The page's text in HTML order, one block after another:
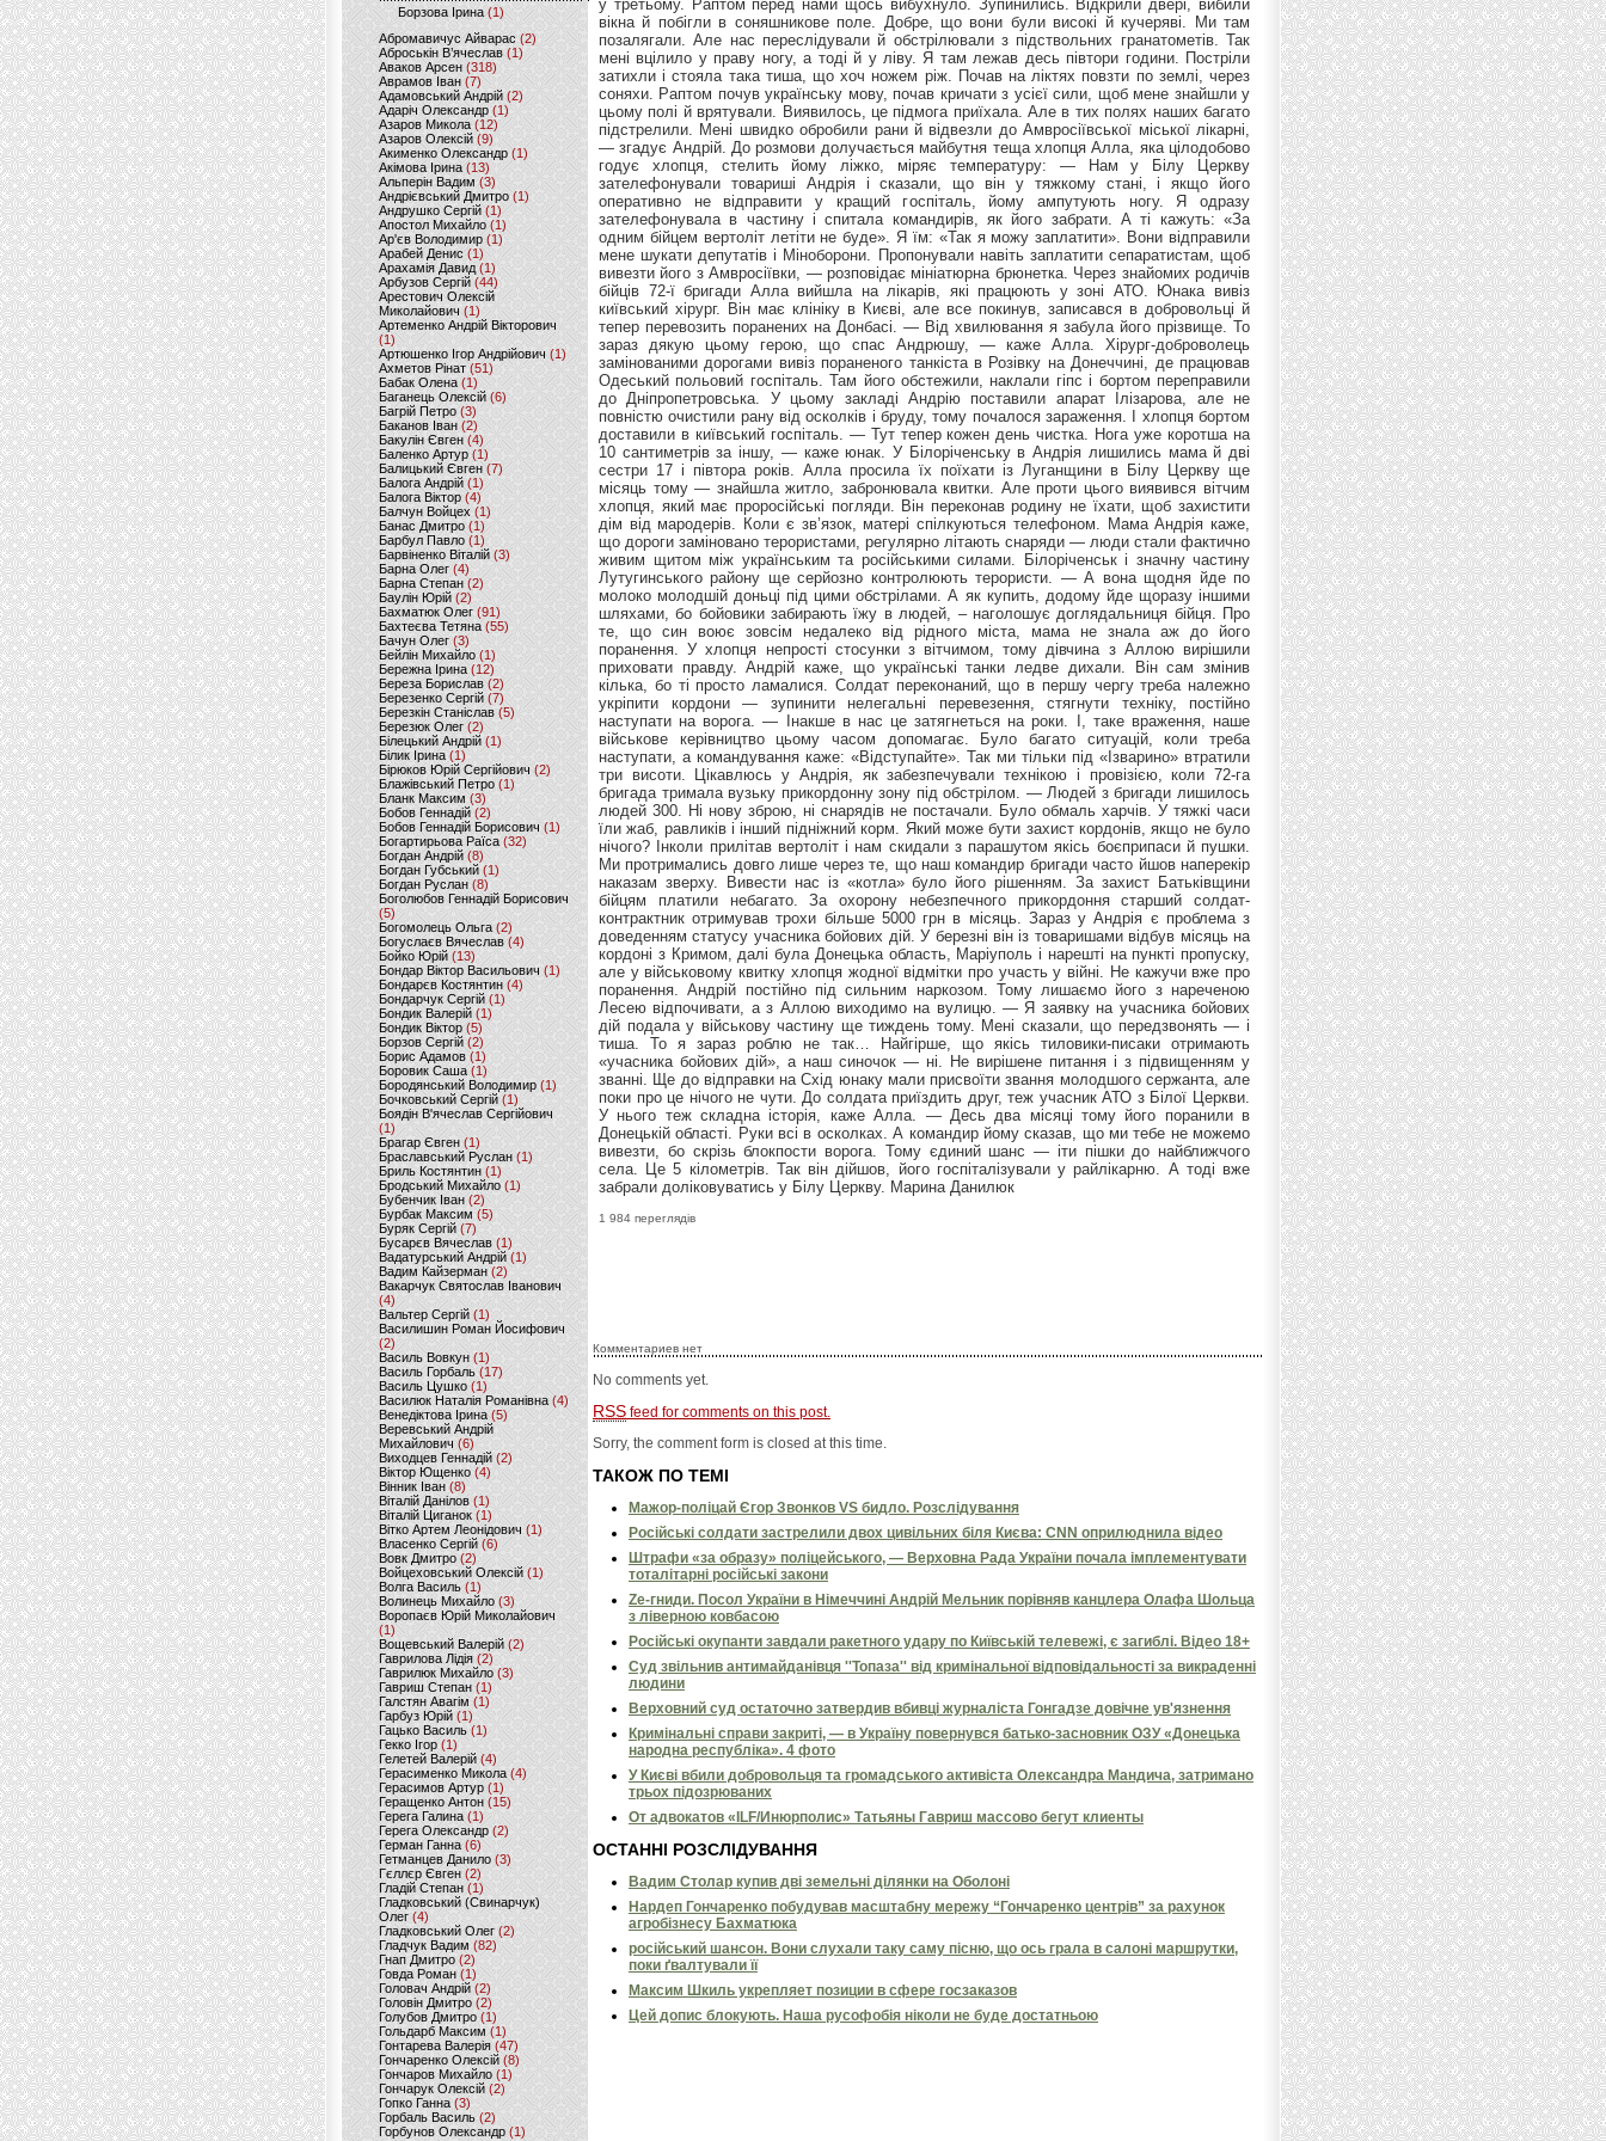
Борзова Ірина(1)
Абромавичус Айварас (2)
Аброськін В’ячеслав(1)
Аваков Арсен (318)
Аврамов Іван (7)
Адамовський Андрій(2)
Адаріч Олександр (1)
Азаров Микола (12)
Азаров Олексій (9)
Акименко Олександр(1)
Акімова Ірина(13)
Альперін Вадим (3)
Андрієвський Дмитро(1)
Андрушко Сергій(1)
Апостол Михайло(1)
Ар'єв Володимир (1)
Арабей Денис(1)
Арахамія Давид (1)
Арбузов Сергій (44)
Арестович Олексій
Миколайович(1)
Артеменко Андрій Вікторович
(1)
Артюшенко Ігор Андрійович(1)
Ахметов Рінат(51)
Бабак Олена(1)
Баганець Олексій(6)
Багрій Петро (3)
Баканов Іван(2)
Бакулін Євген (4)
Баленко Артур(1)
Балицький Євген(7)
Балога Андрій (1)
Балога Віктор (4)
Балчун Войцех (1)
Банас Дмитро (1)
Барбул Павло(1)
Барвіненко Віталій(3)
Барна Олег (4)
Барна Степан (2)
Баулін Юрій (2)
Бахматюк Олег (91)
Бахтеєва Тетяна(55)
Бачун Олег (3)
Бейлін Михайло (1)
Бережна Ірина(12)
Береза Борислав(2)
Березенко Сергій (7)
Березкін Станіслав (5)
Березюк Олег(2)
Білецький Андрій (1)
Білик Ірина (1)
Бірюков Юрій Сергійович (2)
Блажівський Петро (1)
Бланк Максим(3)
Бобов Геннадій (2)
Бобов Геннадій Борисович (1)
Богартирьова Раїса (32)
Богдан Андрій(8)
Богдан Губський (1)
Богдан Руслан(8)
Боголюбов Геннадій Борисович
(5)
Богомолець Ольга (2)
Богуслаєв Вячеслав (4)
Бойко Юрій (13)
Бондар Віктор Васильович (1)
Бондарєв Костянтин (4)
Бондарчук Сергій(1)
Бондик Валерій (1)
Бондик Віктор(5)
Борзов Сергiй (2)
Борис Адамов(1)
Боровик Саша (1)
Бородянський Володимир (1)
Бочковський Сергій (1)
Боядін В'ячеслав Сергійович
(1)
Брагар Євген (1)
Браславський Руслан (1)
Бриль Костянтин (1)
Бродський Михайло (1)
Бубенчик Іван(2)
Бурбак Максим (5)
Буряк Сергій (7)
Бусарєв Вячеслав (1)
Вадатурський Андрій (1)
Вадим Кайзерман (2)
Вакарчук Святослав Іванович
(4)
Вальтер Сергій (1)
Василишин Роман Йосифович
(2)
Василь Вовкун (1)
Василь Горбаль (17)
Василь Цушко (1)
Василюк Наталія Романівна (4)
Венедіктова Ірина(5)
Веревський Андрій
Михайлович (6)
Виходцев Геннадій (2)
Віктор Ющенко (4)
Вінник Іван (8)
Віталій Данілов (1)
Віталій Циганок (1)
Вітко Артем Леонідович(1)
Власенко Сергій (6)
Вовк Дмитро(2)
Войцеховський Олексій(1)
Волга Василь (1)
Волинець Михайло (3)
Воропаєв Юрій Миколайович
(1)
Вощевський Валерій(2)
Гаврилова Лідія (2)
Гаврилюк Михайло (3)
Гавриш Степан (1)
Галстян Авагім (1)
Гарбуз Юрій (1)
Гацько Василь (1)
Гекко Ігор(1)
Гелетей Валерій (4)
Герасименко Микола (4)
Герасимов Артур (1)
Геращенко Антон(15)
Герега Галина (1)
Герега Олександр (2)
Герман Ганна (6)
Гетманцев Данило (3)
Гєллєр Євген (2)
Гладій Степан(1)
Гладковський (Свинарчук)
Олег (4)
Гладковський Олег (2)
Гладчук Вадим (82)
Гнап Дмитро (2)
Говда Роман(1)
Головач Андрій (2)
Головін Дмитро (2)
Голубов Дмитро (1)
Гольдарб Максим(1)
Гонтарева Валерія (47)
Гончаренко Олексій(8)
Гончаров Михайло (1)
Гончарук Олексій (2)
Гопко Ганна (3)
Горбаль Василь (2)
Горбунов Олександр (1)
1 984 переглядів
Комментариев нет
No comments yet.
RSS feed for comments on this post.
Sorry, the comment form is closed at this time.
ТАКОЖ ПО ТЕМІ
Мажор-поліцай Єгор Звонков VS бидло. Розслідування
Російські солдати застрелили двох цивільних біля Києва: CNN оприлюднила відео
Штрафи «за образу» поліцейського, — Верховна Рада України почала імплементувати
тоталітарні російські закони
Ze-гниди. Посол України в Німеччині Андрій Мельник порівняв канцлера Олафа Шольца
з ліверною ковбасою
Російські окупанти завдали ракетного удару по Київській телевежі, є загиблі. Відео 18+
Суд звільнив антимайданівця ''Топаза'' від кримінальної відповідальності за викраденні
людини
Верховний суд остаточно затвердив вбивці журналіста Гонгадзе довічне ув'язнення
Кримінальні справи закриті, — в Україну повернувся батько-засновник ОЗУ «Донецька
народна республіка». 4 фото
У Києві вбили добровольця та громадського активіста Олександра Мандича, затримано
трьох підозрюваних
От адвокатов «ILF/Инюрполис» Татьяны Гавриш массово бегут клиенты
ОСТАННІ РОЗСЛІДУВАННЯ
Вадим Столар купив дві земельні ділянки на Оболоні
Нардеп Гончаренко побудував масштабну мережу “Гончаренко центрів” за рахунок
агробізнесу Бахматюка
російський шансон. Вони слухали таку саму пісню, що ось грала в салоні маршрутки,
поки ґвалтували її
Максим Шкиль укрепляет позиции в сфере госзаказов
Цей допис блокують. Наша русофобія ніколи не буде достатньою